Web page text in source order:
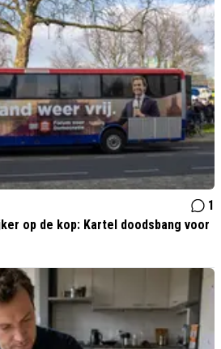
1
op de kop: Kartel doodsbang voor